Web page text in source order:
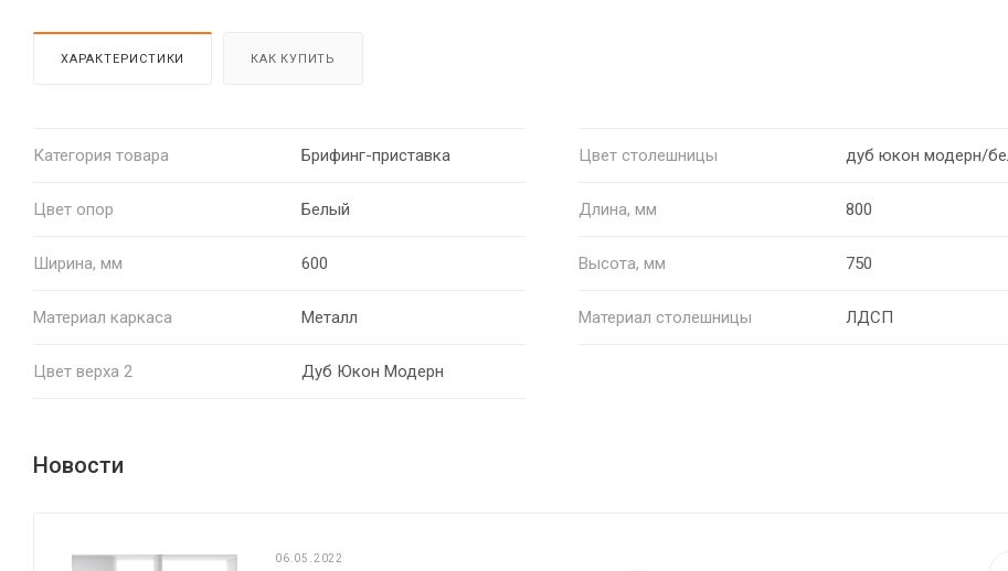
ХАРАКТЕРИСТИКИ КАК КУПИТЬ
Категория товара Брифинг-приставка Цвет столешницы дуб юкон модерн/
Цвет опор Белый Длина, мм 800
Ширина, мм 600 Высота, мм 750
Материал каркаса Металл Материал столешницы ЛДСП
Цвет верха 2 Дуб Юкон Модерн
Новости
06.05.2022